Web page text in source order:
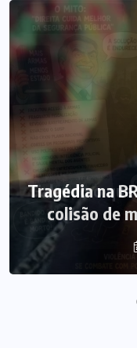
Tragédia na
colisão de